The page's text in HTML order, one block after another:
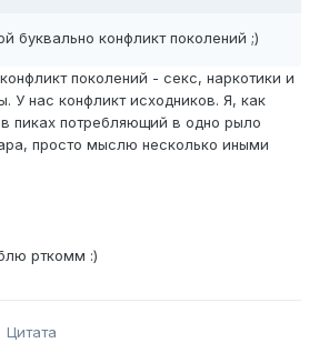
буквально конфликт поколений ;)
поколений - секс, наркотики и
У нас конфликт исходников. Я, как
пиках потребляющий в одно рыло
просто мыслю несколько иными
рткомм :)
Цитата